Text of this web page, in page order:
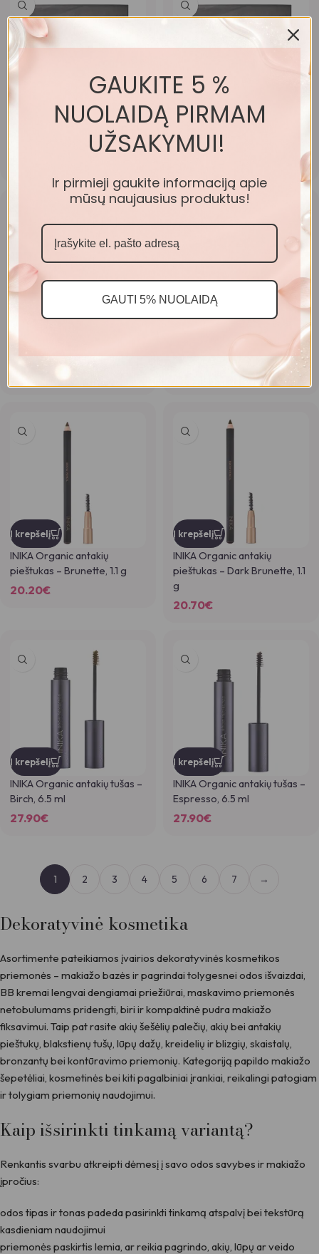
Į krepšelį
INIKA Organic akių šešėlių
paletė – Sunset, 5 g
Į krepšelį
paletė – Wind, 5 g
Į krepšelį
5.04 g
41.50
38.20
Į krepšelį
INIKA Organic antakių
pieštukas – Blonde, 1.1 g
Į krepšelį
INIKA Organic antakių
pieštukas – Brunette, 1.1 g
20.20€
Į krepšelį
INIKA Organic antakių
pieštukas – Dark Brunette, 1.1
g
20.70€
Į krepšelį
INIKA Organic antakių tušas –
Birch, 6.5 ml
27.90€
Į krepšelį
INIKA Organic antakių tušas –
Espresso, 6.5 ml
27.90€
1 2 3 4 5 6 7 →
Dekoratyvinė kosmetika
Asortimente pateikiamos įvairios dekoratyvinės kosmetikos
priemonės – makiažo bazės ir pagrindai tolygesnei odos išvaizdai,
BB kremai lengvai dengiamai priežiūrai, maskavimo priemonės
netobulumams pridengti, biri ir kompaktinė pudra makiažo
fiksavimui. Taip pat rasite akių šešėlių palečių, akių bei antakių
pieštukų, blakstienų tušų, lūpų dažų, kreidelių ir blizgių, skaistalų,
bronzantų bei kontūravimo priemonių. Kategoriją papildo makiažo
šepetėliai, kosmetinės bei kiti pagalbiniai įrankiai, reikalingi patogiam
ir tolygiam priemonių naudojimui.
Kaip išsirinkti tinkamą variantą?
Renkantis svarbu atkreipti dėmesį į savo odos savybes ir makiažo
įpročius:
odos tipas ir tonas padeda pasirinkti tinkamą atspalvį bei tekstūrą
kasdieniam naudojimui
priemonės paskirtis lemia, ar reikia pagrindo, akių, lūpų ar veido
GAUKITE 5 %
NUOLAIDĄ PIRMAM
UŽSAKYMUI!
Ir pirmieji gaukite informaciją apie
mūsų naujausius produktus!
GAUTI 5% NUOLAIDĄ